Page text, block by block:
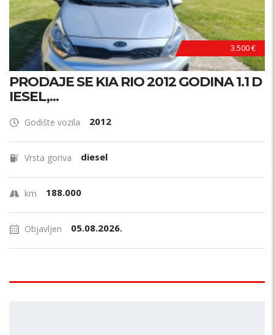
3.500 €
PRODAJE SE KIA RIO 2012 GODINA 1.1 D
IESEL,...
Godište vozila 2012
Vrsta goriva diesel
km 188.000
Objavljen 05.08.2026.